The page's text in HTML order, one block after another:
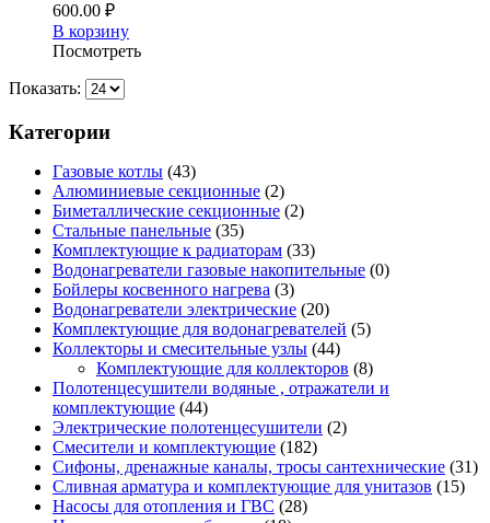
600.00 ₽
В корзину
Посмотреть
Показать:
Категории
Газовые котлы (43)
Алюминиевые секционные (2)
Биметаллические секционные (2)
Стальные панельные (35)
Комплектующие к радиаторам (33)
Водонагреватели газовые накопительные (0)
Бойлеры косвенного нагрева (3)
Водонагреватели электрические (20)
Комплектующие для водонагревателей (5)
Коллекторы и смесительные узлы (44)
Комплектующие для коллекторов (8)
Полотенцесушители водяные , отражатели и
комплектующие (44)
Электрические полотенцесушители (2)
Смесители и комплектующие (182)
Сифоны, дренажные каналы, тросы сантехнические (31)
Сливная арматура и комплектующие для унитазов (15)
Насосы для отопления и ГВС (28)